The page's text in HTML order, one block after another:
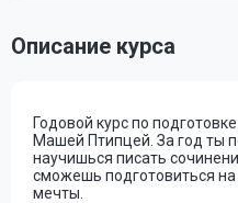
Описание курса
Годовой курс по
Машей Птипцей. За год ты
научишься писать
сможешь подготовиться на
мечты.